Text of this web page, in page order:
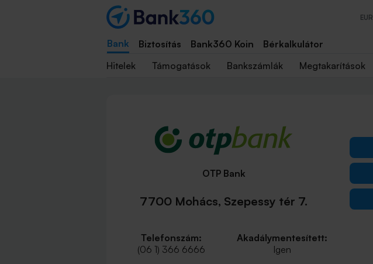
EUR
Bank Biztosítás Bank360 Koin Bérkalkulátor
Hitelek
Támogatások Bankszámlák Megtakarítások
OTP Bank
7700 Mohács, Szepessy tér 7.
Telefonszám:
(06 1) 366 6666
Akadálymentesített:
Igen